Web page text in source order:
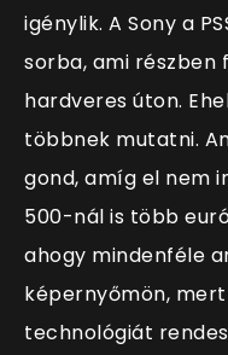
igénylik. A Sony a
sorba, ami részben
hardveres úton.
többnek mutatni.
gond, amíg el nem
500-nál is több
ahogy mindenféle
képernyőmön,
technológiát